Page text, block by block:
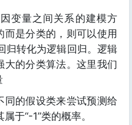
变量之间关系的建模方
是分类的，则可以使用
转化为逻辑回归。逻辑
大的分类算法。这里我们
同的假设类来尝试预测给
于“-1”类的概率。